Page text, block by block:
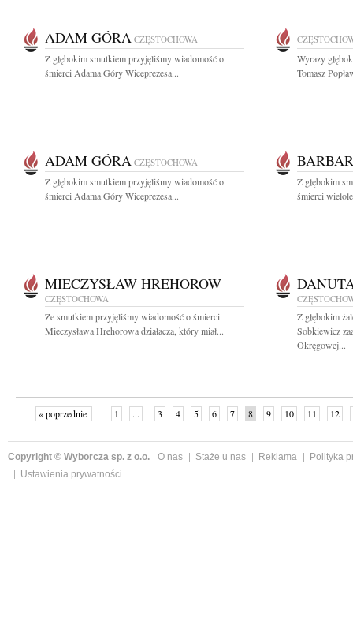
ADAM GÓRA CZĘSTOCHOWA
Z głębokim smutkiem przyjęliśmy wiadomość o
śmierci Adama Góry Wiceprezesa...
Wyrazy
Tomasz
ADAM GÓRA CZĘSTOCHOWA
Z głębokim smutkiem przyjęliśmy wiadomość o
śmierci Adama Góry Wiceprezesa...
Z głębokim
śmierci
MIECZYSŁAW HREHOROW
CZĘSTOCHOWA
Ze smutkiem przyjęliśmy wiadomość o śmierci
Mieczysława Hrehorowa działacza, który miał...
Z głębokim
Sobkiewicz
Okręgowej...
« poprzednie 1 ... 3 4 5 6 7 8 9 10 11 12
Copyright © Wyborcza sp. z o.o. O nas Staże u nas Reklama
Polityka
Ustawienia prywatności